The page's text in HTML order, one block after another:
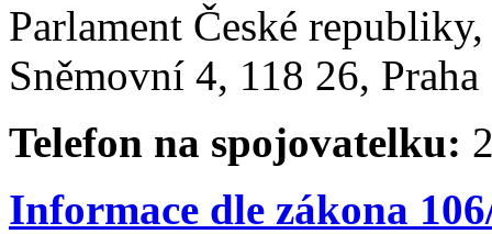
Parlament České
Sněmovní 4, 118 26,
Telefon na spojovatelku:
Informace dle zákona